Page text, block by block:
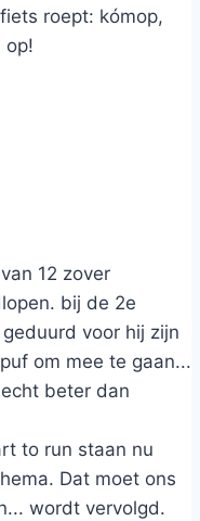
roept: kómop,
op!
12 zover
bij de 2e
voor hij zijn
om mee te gaan...
beter dan
to run staan nu
Dat moet ons
wordt vervolgd.